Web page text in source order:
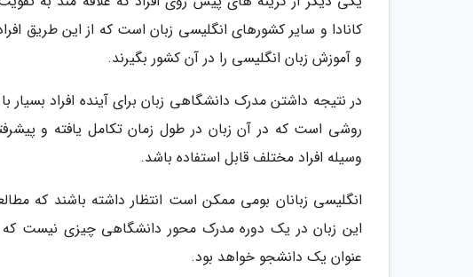
کانادا و سایر کشورهای انگلیسی زبان است که از این طریق
و آموزش زبان انگلیسی را در آن کشور بگیرند.
در نتیجه داشتن مدرک دانشگاهی زبان برای آینده افراد
روشی است که در آن زبان در طول زمان تکامل یافته و
وسیله افراد مختلف قابل استفاده باشد.
انگلیسی زبانان بومی ممکن است انتظار داشته باشند که
این زبان در یک دوره مدرک محور دانشگاهی چیزی نیست که
عنوان یک دانشجو خواهد بود.